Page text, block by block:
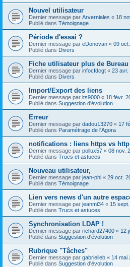
Nouvel utilisateur
Dernier message par Arverniales « 18
Publié dans Témoignage
Période d'essai ?
Dernier message par eDonovan « 09
Publié dans Divers
Fiche utilisateur plus de Bureau
Dernier message par infocfdcgt « 23 avr.
Publié dans Divers
Import/Export des liens
Dernier message par its9000 « 18 févr.
Publié dans Suggestion d'évolution
Erreur
Dernier message par dadou13270 « 17
Publié dans Paramétrage de l'Agora
notifications : liens https vs http
Dernier message par pollux57 « 08 nov.
Publié dans Trucs et astuces
Nouveau utilisateur,
Dernier message par jean-phi « 29 oct.
Publié dans Témoignage
Lien vers news d'un autre
Dernier message par jeanmi34 « 15
Publié dans Trucs et astuces
Synchronisation LDAP !
Dernier message par richard27400 « 12
Publié dans Suggestion d'évolution
Rubrique "Tâches"
Dernier message par gabrielleb « 14 mai
Publié dans Suggestion d'évolution